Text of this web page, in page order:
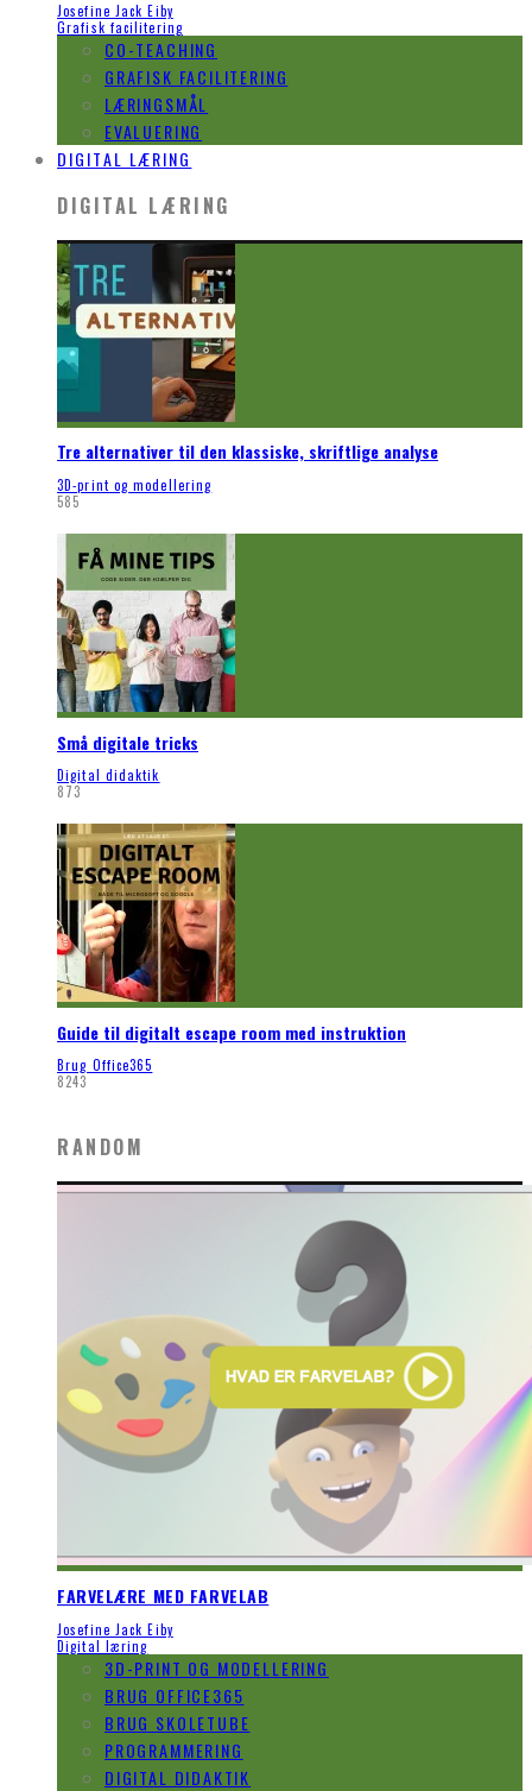
Josefine Jack Eiby
Grafisk facilitering
CO-TEACHING
GRAFISK FACILITERING
LÆRINGSMÅL
EVALUERING
DIGITAL LÆRING
DIGITAL LÆRING
Tre alternativer til den klassiske, skriftlige analyse
3D-print og modellering
585
Små digitale tricks
Digital didaktik
873
Guide til digitalt escape room med instruktion
Brug Office365
8243
RANDOM
FARVELÆRE MED FARVELAB
Josefine Jack Eiby
Digital læring
3D-PRINT OG MODELLERING
BRUG OFFICE365
BRUG SKOLETUBE
PROGRAMMERING
DIGITAL DIDAKTIK